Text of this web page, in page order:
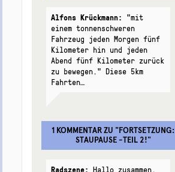
Alfons Krückmann: "mit
einem tonnenschweren
Fahrzeug jeden Morgen fünf
Kilometer hin und jeden
Abend fünf Kilometer zurück
zu bewegen." Diese 5km
Fahrten…
1 KOMMENTARZU "FORTSETZUNG:
STAUPAUSE -TEIL 2!"
Radszene: Hallo zusammen,